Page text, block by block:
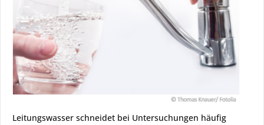
Leitungswasser schneidet bei Untersuchungen häufig